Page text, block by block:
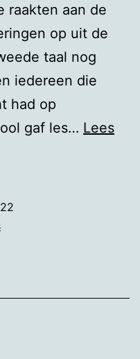
raakten aan de
op uit de
taal nog
iedereen die
had op
gaf les… Lees